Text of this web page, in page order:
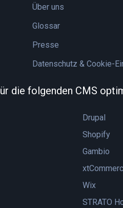
Über uns
Glossar
Presse
Datenschutz & Cookie-
die folgenden CMS
Drupal
Shopify
Gambio
Wix
STRATO